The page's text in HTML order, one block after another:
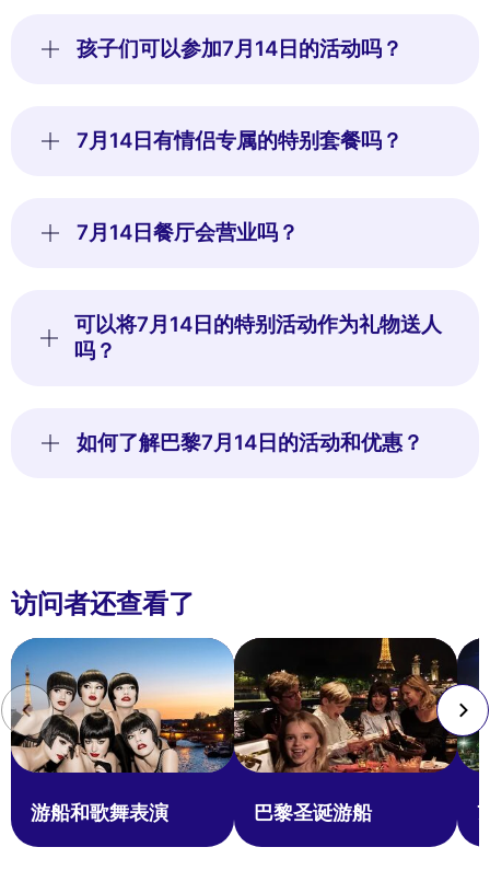
孩子们可以参加7月14日的活动吗？
7月14日有情侣专属的特别套餐吗？
7月14日餐厅会营业吗？
可以将7月14日的特别活动作为礼物送人
吗？
如何了解巴黎7月14日的活动和优惠？
访问者还查看了
游船和歌舞表演 巴黎圣诞游船